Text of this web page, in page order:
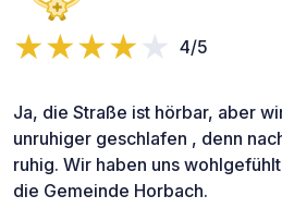
4/5
Ja, die Straße ist hörbar, aber
unruhiger geschlafen , denn
ruhig. Wir haben uns
die Gemeinde Horbach.